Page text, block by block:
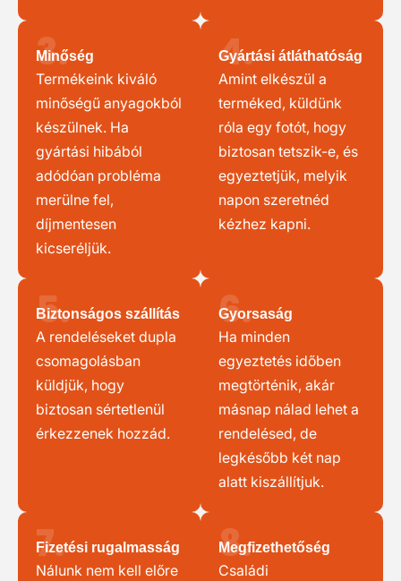
3.
Minőség
Termékeink kiváló
minőségű anyagokból
készülnek. Ha
gyártási hibából
adódóan probléma
merülne fel,
díjmentesen
kicseréljük.
4.
Gyártási átláthatóság
Amint elkészül a
terméked, küldünk
róla egy fotót, hogy
biztosan tetszik-e, és
egyeztetjük, melyik
napon szeretnéd
kézhez kapni.
5.
Biztonságos szállítás
A rendeléseket dupla
csomagolásban
küldjük, hogy
biztosan sértetlenül
érkezzenek hozzád.
6.
Gyorsaság
Ha minden
egyeztetés időben
megtörténik, akár
másnap nálad lehet a
rendelésed, de
legkésőbb két nap
alatt kiszállítjuk.
7.
Fizetési rugalmasság
Nálunk nem kell előre
8.
Megfizethetőség
Családi